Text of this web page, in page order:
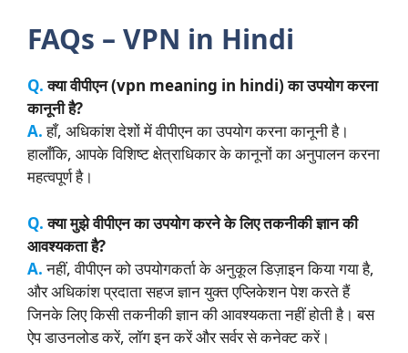
FAQs – VPN in Hindi
Q.क्या वीपीएन (vpn meaning in hindi) का उपयोग करना
कानूनी है?
A.हाँ, अधिकांश देशों में वीपीएन का उपयोग करना कानूनी है।
हालाँकि, आपके विशिष्ट क्षेत्राधिकार के कानूनों का अनुपालन करना
महत्वपूर्ण है।
Q.क्या मुझे वीपीएन का उपयोग करने के लिए तकनीकी ज्ञान की
आवश्यकता है?
A.नहीं, वीपीएन को उपयोगकर्ता के अनुकूल डिज़ाइन किया गया है,
और अधिकांश प्रदाता सहज ज्ञान युक्त एप्लिकेशन पेश करते हैं
जिनके लिए किसी तकनीकी ज्ञान की आवश्यकता नहीं होती है। बस
ऐप डाउनलोड करें, लॉग इन करें और सर्वर से कनेक्ट करें।